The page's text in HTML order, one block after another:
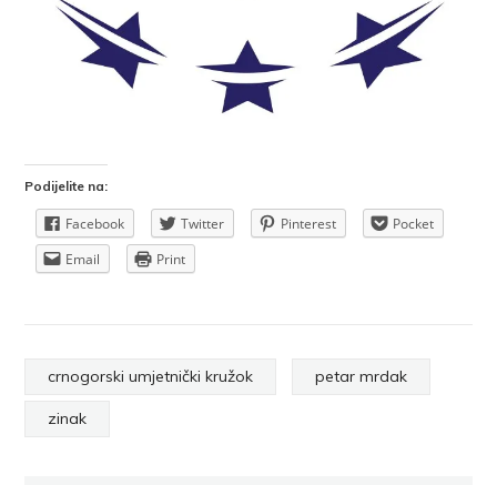
Podijelite na:
Facebook Twitter Pinterest
Pocket
Email
Print
crnogorski umjetnički kružok petar mrdak
zinak